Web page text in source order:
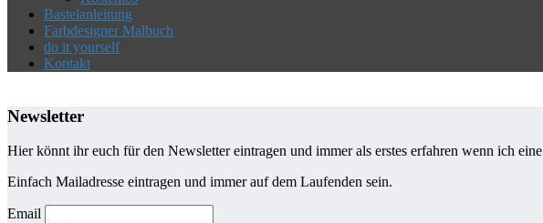
Bastelanleitung
Farbdesigner Malbuch
do it yourself
Kontakt
Newsletter
Hier könnt ihr euch für den Newsletter eintragen und immer als erstes erfahren wenn ich eine
Einfach Mailadresse eintragen und immer auf dem Laufenden sein.
Email